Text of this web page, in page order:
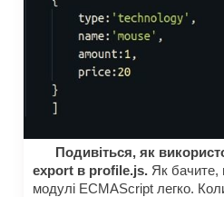
Подивіться, як
export в profile.js. Як бачите,
модулі ECMAScript легко.